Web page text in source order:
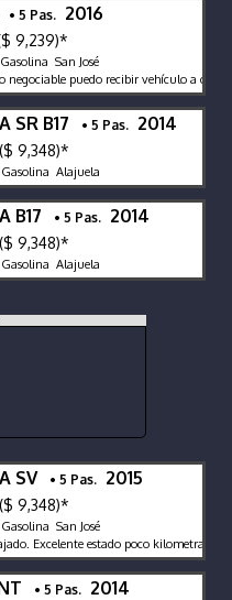
• 5 Pas. 2016
9,239)*
San José
negociable puedo recibir vehículo a cambio
SR B17 • 5 Pas. 2014
($ 9,348)*
Alajuela
B17 • 5 Pas. 2014
($ 9,348)*
Alajuela
SV • 5 Pas. 2015
($ 9,348)*
San José
Excelente estado poco kilometraje
• 5 Pas. 2014